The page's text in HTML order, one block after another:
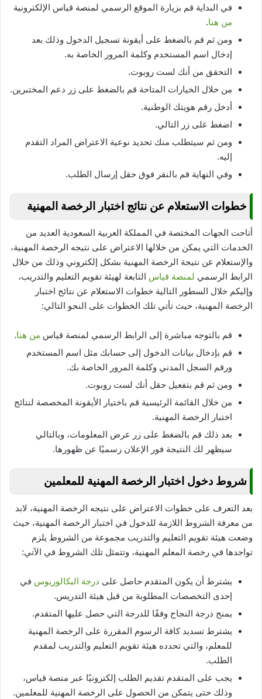
في البداية قم بزيارة الموقع الرسمي لمنصة قياس الإلكترونية
من هنا.
ومن ثم قم بالضغط على أيقونة تسجيل الدخول وذلك بعد
إدخال اسم المستخدم وكلمة المرور الخاصة به.
التحقق من أنك لست روبوت.
من خلال الخيارات المتاحة قم بالضغط على زر دعم المختبرين.
أدخل رقم هويتك الوطنية.
اضغط على زر التالي.
ومن ثم سيتطلب منك تحديد نوعية الاعتراض المراد التقدم
إليه.
وفي النهاية قم بالنقر فوق حقل إرسال الطلب.
خطوات الاستعلام عن نتائج اختبار الرخصة المهنية
أتاحت الجهات المختصة في المملكة العربية السعودية العديد من
الخدمات التي يمكن من خلالها الاعتراض على نتيجه الرخصة المهنية،
والإستعلام عن نتيجة الرخصة المهنية بشكل إلكتروني وذلك من خلال
الرابط الرسمي لمنصة قياس التابعة لهيئة تقويم التعليم والتدريب،
وإليكم خلال السطور التالية خطوات الاستعلام عن نتائج اختبار
الرخصة المهنية، حيث تأتي تلك الخطوات على النحو التالي:
قم بالتوجه مباشرة إلى الرابط الرسمي لمنصة قياس من هنا.
قم بإدخال بيانات الدخول إلى حسابك مثل اسم المستخدم
ورقم السجل المدني وكلمة المرور الخاصة بك.
ومن ثم قم بتفعيل حقل أنك لست روبوت.
من خلال القائمة الرئيسية قم باختيار الأيقونة المخصصة لنتائج
اختبار الرخصة المهنية.
بعد ذلك قم بالضغط على زر عرض المعلومات، وبالتالي
سيظهر لك النتيجة فور الإعلان رسميًا عن ظهورها.
شروط دخول اختبار الرخصة المهنية للمعلمين
بعد التعرف على خطوات الاعتراض على نتيجه الرخصة المهنية، لابد
من معرفة الشروط اللازمة للدخول في اختبار الرخصة المهنية، حيث
وضعت هيئة تقويم التعليم والتدريب مجموعة من الشروط يلزم
تواجدها في رخصة المعلم المهنية، وتتمثل تلك الشروط في الآتي:
يشترط أن يكون المتقدم حاصل على درجة البكالوريوس في
إحدى التخصصات المطلوبة من قبل هيئة التدريس.
يمنح درجة النجاح وفقًا للدرجة التي حصل عليها المتقدم.
يشترط تسديد كافة الرسوم المقررة على الرخصة المهنية
للمعلم، والتي تحدده هيئة تقويم التعليم والتدريب لمقدم
الطلب.
يجب على المتقدم تقديم الطلب إلكترونيًا عبر منصة قياس،
وذلك حتى يتمكن من الحصول على الرخصة المهنية للمعلمين.